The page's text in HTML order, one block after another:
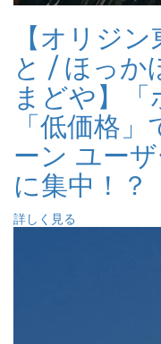
【オリジ
と / ほっか
まどや】「
「低価格
ーン ユー
に集中！？
詳しく見る